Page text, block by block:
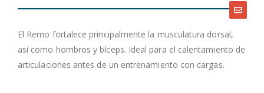
El Remo fortalece principalmente la musculatura dorsal,
así como hombros y bíceps. Ideal para el calentamiento de
articulaciones antes de un entrenamiento con cargas.